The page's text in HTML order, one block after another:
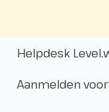
Helpdesk
Aanmelden